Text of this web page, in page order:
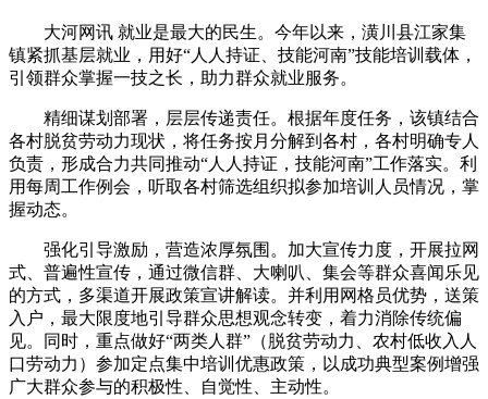
大河网讯 就业是最大的民生。今年以来，潢川县江家集
镇紧抓基层就业，用好“人人持证、技能河南”技能培训载体，
引领群众掌握一技之长，助力群众就业服务。
精细谋划部署，层层传递责任。根据年度任务，该镇结合
各村脱贫劳动力现状，将任务按月分解到各村，各村明确专人
负责，形成合力共同推动“人人持证，技能河南”工作落实。利
用每周工作例会，听取各村筛选组织拟参加培训人员情况，掌
握动态。
强化引导激励，营造浓厚氛围。加大宣传力度，开展拉网
式、普遍性宣传，通过微信群、大喇叭、集会等群众喜闻乐见
的方式，多渠道开展政策宣讲解读。并利用网格员优势，送策
入户，最大限度地引导群众思想观念转变，着力消除传统偏
见。同时，重点做好“两类人群”（脱贫劳动力、农村低收入人
口劳动力）参加定点集中培训优惠政策，以成功典型案例增强
广大群众参与的积极性、自觉性、主动性。